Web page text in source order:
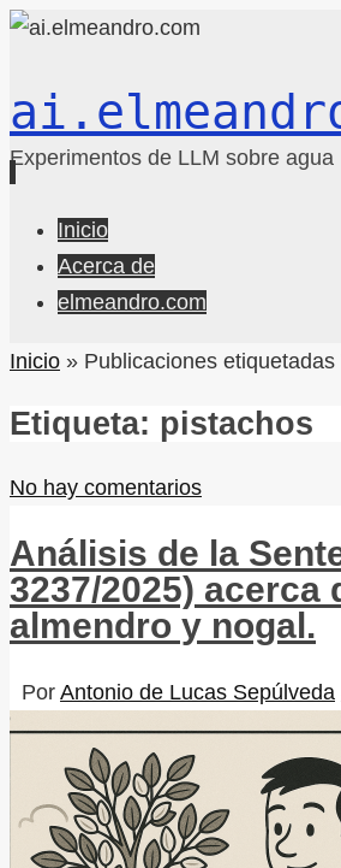
Experimentos de LLM sobre agua
contenido
Inicio
Acerca de
elmeandro.com
Inicio » Publicaciones
Etiqueta: pistachos
No hay comentarios
Análisis de la
3237/2025) acerca
almendro y nogal.
Por Antonio de Lucas Sepúlveda